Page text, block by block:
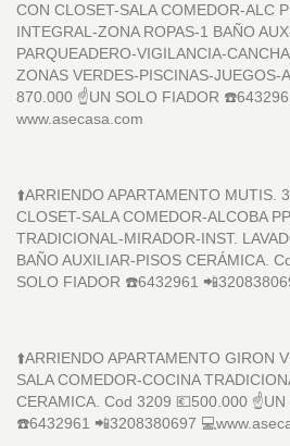
CON CLOSET-SALA COMEDOR-ALC
INTEGRAL-ZONA ROPAS-1 BAÑO
PARQUEADERO-VIGILANCIA-
ZONAS VERDES-PISCINAS-JUEGOS-
870.000 ☝️UN SOLO FIADOR
www.asecasa.com
⬆️ARRIENDO APARTAMENTO MUTIS.
CLOSET-SALA COMEDOR-ALCOBA
TRADICIONAL-MIRADOR-INST.
BAÑO AUXILIAR-PISOS CERÁMICA.
SOLO FIADOR ☎️6432961
⬆️ARRIENDO APARTAMENTO GIRON
SALA COMEDOR-COCINA
CERAMICA. Cod 3209 💶500.000 ☝️UN
☎️6432961 📲3208380697